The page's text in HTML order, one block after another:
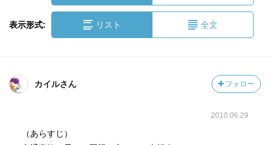
表示形式: リスト 全文
カイルさん フォロー
2010.06.29
（あらすじ）